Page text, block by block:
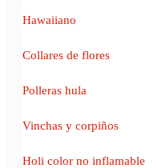
Hawaiiano
Collares de flores
Polleras hula
Vinchas y corpiños
Holi color no inflamable